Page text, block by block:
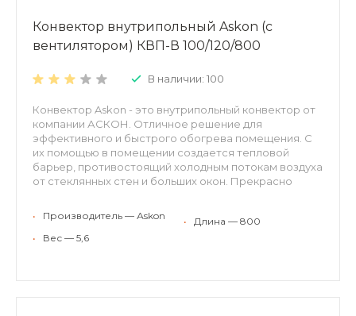
Конвектор внутрипольный Askon (с
вентилятором) КВП-В 100/120/800
В наличии: 100
Конвектор Askon - это внутрипольный конвектор от
компании АСКОН. Отличное решение для
эффективного и быстрого обогрева помещения. С
их помощью в помещении создается тепловой
барьер, противостоящий холодным потокам воздуха
от стеклянных стен и больших окон. Прекрасно
применяться для холодного кондиционирования.
Конвекторы АСКОН рекомендуются для отопления
•
Производитель — Аskon
•
Вес — 5,6
• Длина — 800